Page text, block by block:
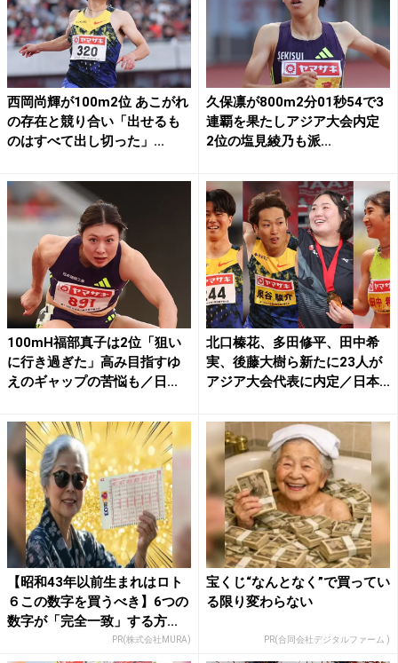
西岡尚輝が100m2位 あこがれ
の存在と競り合い「出せるも
のはすべて出し切った」...
久保凛が800m2分01秒54で3
連覇を果たしアジア大会内定
2位の塩見綾乃も派...
100mH福部真子は2位「狙い
に行き過ぎた」高み目指すゆ
えのギャップの苦悩も／日...
北口榛花、多田修平、田中希
実、後藤大樹ら新たに23人が
アジア大会代表に内定／日本...
【昭和43年以前生まれはロト
６この数字を買うべき】6つの
数字が「完全一致」する方...
PR(株式会社MURA)
宝くじ“なんとなく”で買ってい
る限り変わらない
PR(合同会社デジタルファーム )